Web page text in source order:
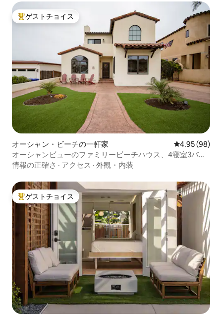
大好評のゲストチョイスです。
ゲストチョイス
オーシャン・ビーチの一軒家 レビュー98
4.95 (98)
オーシャンビューのファミリービーチハウス、4寝室3バス
ルーム、ヒルトップ
情報の正確さ · アクセス · 外観・内装
大好評のゲストチョイスです。
ゲストチョイス